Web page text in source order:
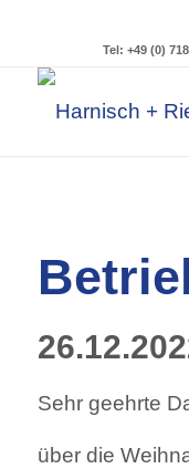
Tel: +49 (0)
Sehr geehrte
über die